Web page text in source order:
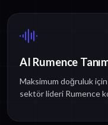
AI Rumence
Maksimum doğruluk
sektör lideri Rumence